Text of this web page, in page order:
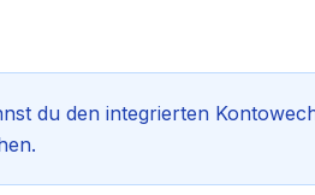
du den integrierten